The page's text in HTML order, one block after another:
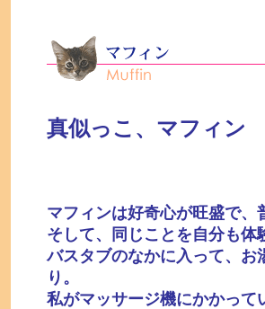
真似っこ、マフィン
マフィンは好奇心が旺盛で
そして、同じことを自分も
バスタブのなかに入って、お
り。
私がマッサージ機にかかって